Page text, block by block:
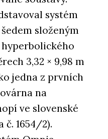
systém
složeným
3,32 × 9,98 m
jedna z prvních
na
ve slovenské
č. 1654/2).